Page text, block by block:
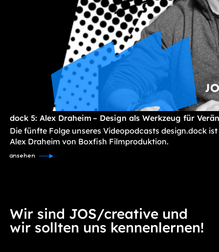
dock 5: Alex Draheim – Design als Werkzeug für
Die fünfte Folge unseres Videopodcasts design.dock
Alex Draheim von Boxfish Filmproduktion.
ansehen
Wir sind JOS/creative und
wir sollten uns kennenlernen!